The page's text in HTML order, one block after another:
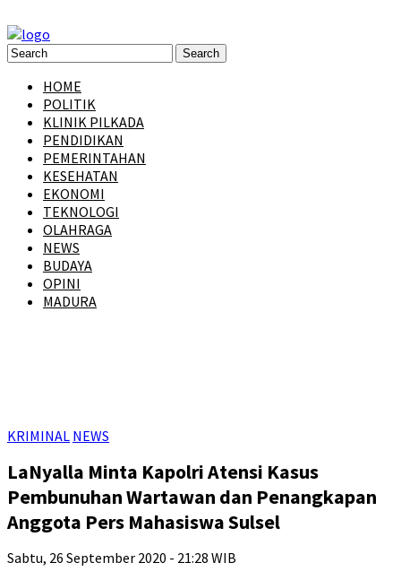
HOME
POLITIK
KLINIK PILKADA
PENDIDIKAN
PEMERINTAHAN
KESEHATAN
EKONOMI
TEKNOLOGI
OLAHRAGA
NEWS
BUDAYA
OPINI
MADURA
KRIMINAL NEWS
LaNyalla Minta Kapolri Atensi Kasus
Pembunuhan Wartawan dan Penangkapan
Anggota Pers Mahasiswa Sulsel
Sabtu, 26 September 2020 - 21:28 WIB